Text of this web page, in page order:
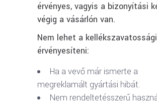
érvényes, vagyis a bizonyítási
végig a vásárlón van.
Nem lehet a
érvényesíteni:
Ha a vevő már ismerte a
megreklamált gyártási hibát.
Nem rendeltetésszerű